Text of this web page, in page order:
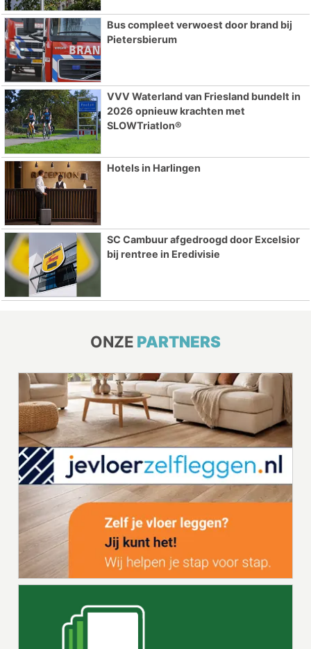
Bus compleet verwoest door brand bij
Pietersbierum
VVV Waterland van Friesland bundelt in
2026 opnieuw krachten met
SLOWTriatlon®
Hotels in Harlingen
SC Cambuur afgedroogd door Excelsior
bij rentree in Eredivisie
ONZE PARTNERS